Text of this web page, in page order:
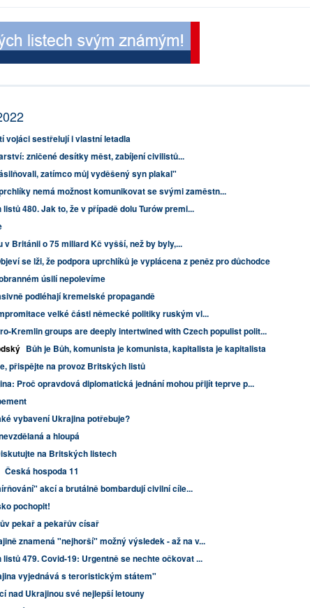
vojáci sestřelují i vlastní letadla
zničené desítky měst, zabíjení civilistů...
zatímco můj vyděšený syn plakal"
nemá možnost komunikovat se svými zaměstn...
480. Jak to, že v případě dolu Turów premi...
v Británii o 75 miliard Kč vyšší, než by byly,...
se lži, že podpora uprchlíků je vyplácena z peněz pro důchodce
úsilí nepolevíme
podléhají kremelské propagandě
velké části německé politiky ruským vl...
Kremlin groups are deeply intertwined with Czech populist polit...
Bůh je Bůh, komunista je komunista, kapitalista je kapitalista
přispějte na provoz Britských listů
Proč opravdová diplomatická jednání mohou přijít teprve p...
vybavení Ukrajina potřebuje?
a hloupá
na Britských listech
Česká hospoda 11
akcí a brutálně bombardují civilní cíle...
pochopit!
pekař a pekařův císař
znamená "nejhorší" možný výsledek - až na v...
479. Covid-19: Urgentně se nechte očkovat ...
vyjednává s teroristickým státem"
nad Ukrajinou své nejlepší letouny